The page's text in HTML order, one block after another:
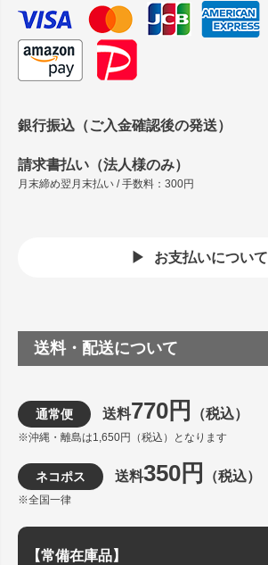
銀行振込（ご入金確認後の発送）
請求書払い（法人様のみ）
月末締め翌月末払い / 手数料：300円
お支払いについて
送料・配送について
通常便 送料770円 （税込）
※沖縄・離島は1,650円（税込）となります
ネコポス 送料350円 （税込）
※全国一律
【常備在庫品】